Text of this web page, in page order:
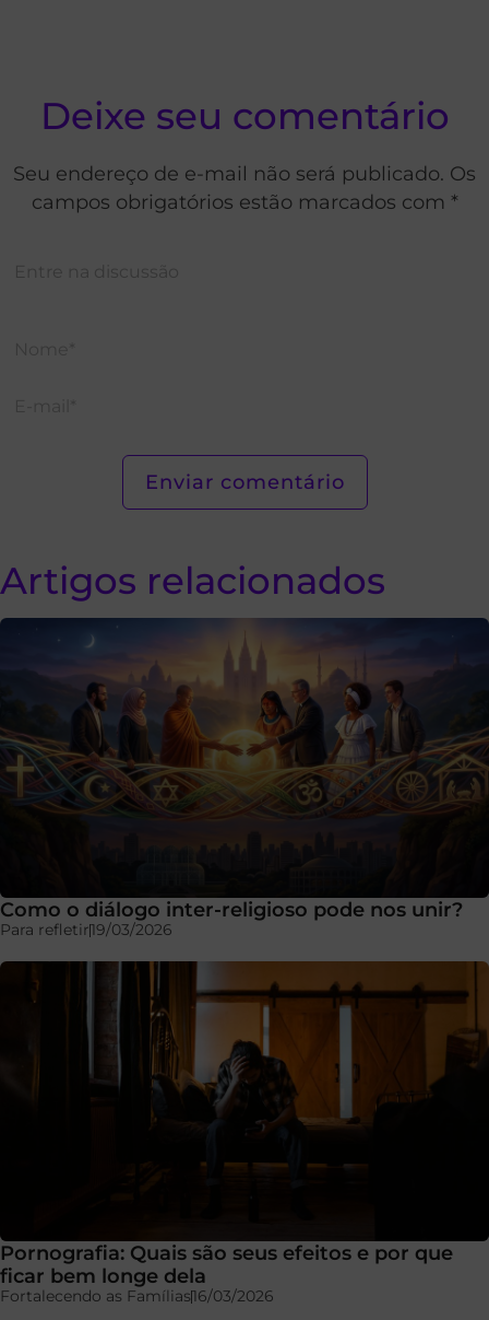
Deixe seu comentário
Seu endereço de e-mail não será publicado. Os
campos obrigatórios estão marcados com *
Artigos relacionados
Como o diálogo inter-religioso pode nos unir?
Para refletir19/03/2026
Pornografia: Quais são seus efeitos e por que
ficar bem longe dela
Fortalecendo as Famílias16/03/2026